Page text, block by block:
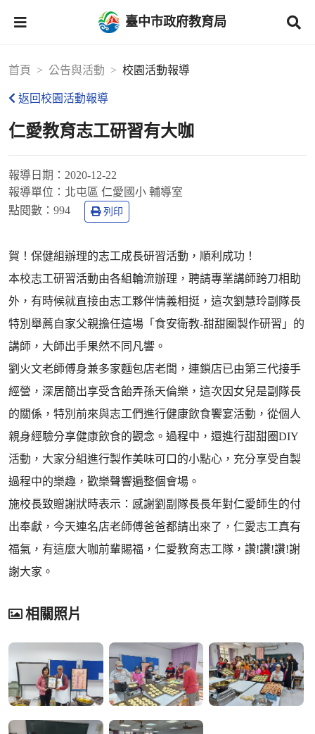
臺中市政府教育局
首頁 公告與活動 校園活動報導
返回校園活動報導
仁愛教育志工研習有大咖
報導日期： 2020-12-22
報導單位： 北屯區 仁愛國小 輔導室
點閱數： 994 列印
賀！保健組辦理的志工成長研習活動，順利成功！
本校志工研習活動由各組輪流辦理，聘請專業講師跨刀相助
外，有時候就直接由志工夥伴情義相挺，這次劉慧玲副隊長
特別舉薦自家父親擔任這場「食安衛教-甜甜圈製作研習」的
講師，大師出手果然不同凡響。
劉火文老師傅身兼多家麵包店老闆，連鎖店已由第三代接手
經營，深居簡出享受含飴弄孫天倫樂，這次因女兒是副隊長
的關係，特別前來與志工們進行健康飲食饗宴活動，從個人
親身經驗分享健康飲食的觀念。過程中，還進行甜甜圈DIY
活動，大家分組進行製作美味可口的小點心，充分享受自製
過程中的樂趣，歡樂聲響遍整個會場。
施校長致贈謝狀時表示：感謝劉副隊長長年對仁愛師生的付
出奉獻，今天連名店老師傅爸爸都請出來了，仁愛志工真有
福氣，有這麼大咖前輩賜福，仁愛教育志工隊，讚!讚!讚!謝
謝大家。
相關照片